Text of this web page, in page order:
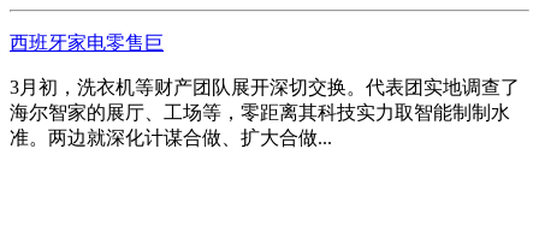
西班牙家电零售巨
3月初，洗衣机等财产团队展开深切交换。代表团实地调查了
海尔智家的展厅、工场等，零距离其科技实力取智能制制水
准。两边就深化计谋合做、扩大合做...